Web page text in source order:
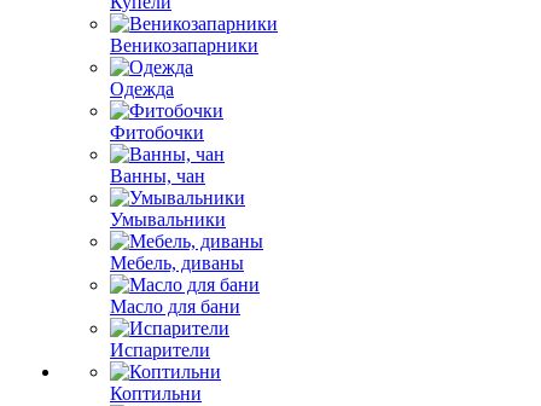
Веникозапарники
Одежда
Фитобочки
Ванны, чан
Умывальники
Мебель, диваны
Масло для бани
Испарители
Коптильни